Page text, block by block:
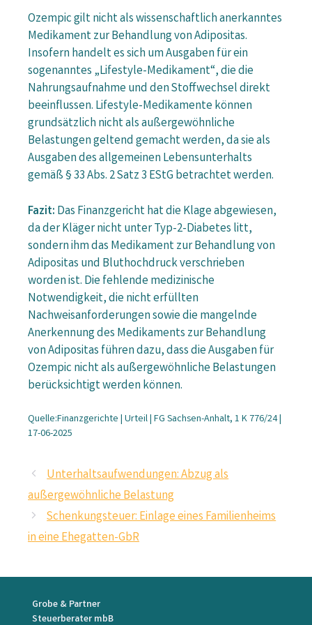
Ozempic gilt nicht als wissenschaftlich anerkanntes
Medikament zur Behandlung von Adipositas.
Insofern handelt es sich um Ausgaben für ein
sogenanntes „Lifestyle-Medikament“, die die
Nahrungsaufnahme und den Stoffwechsel direkt
beeinflussen. Lifestyle-Medikamente können
grundsätzlich nicht als außergewöhnliche
Belastungen geltend gemacht werden, da sie als
Ausgaben des allgemeinen Lebensunterhalts
gemäß § 33 Abs. 2 Satz 3 EStG betrachtet werden.
Fazit: Das Finanzgericht hat die Klage abgewiesen,
da der Kläger nicht unter Typ-2-Diabetes litt,
sondern ihm das Medikament zur Behandlung von
Adipositas und Bluthochdruck verschrieben
worden ist. Die fehlende medizinische
Notwendigkeit, die nicht erfüllten
Nachweisanforderungen sowie die mangelnde
Anerkennung des Medikaments zur Behandlung
von Adipositas führen dazu, dass die Ausgaben für
Ozempic nicht als außergewöhnliche Belastungen
berücksichtigt werden können.
Quelle:Finanzgerichte | Urteil | FG Sachsen-Anhalt, 1 K 776/24 |
17-06-2025
Unterhaltsaufwendungen: Abzug als
außergewöhnliche Belastung
Schenkungsteuer: Einlage eines Familienheims
in eine Ehegatten-GbR
Grobe & Partner
Steuerberater mbB